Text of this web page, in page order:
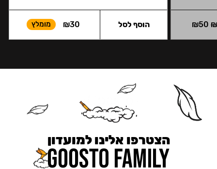
₪50
₪30 מומלץ הוסף לסל
הצטרפו אלינו למועדון